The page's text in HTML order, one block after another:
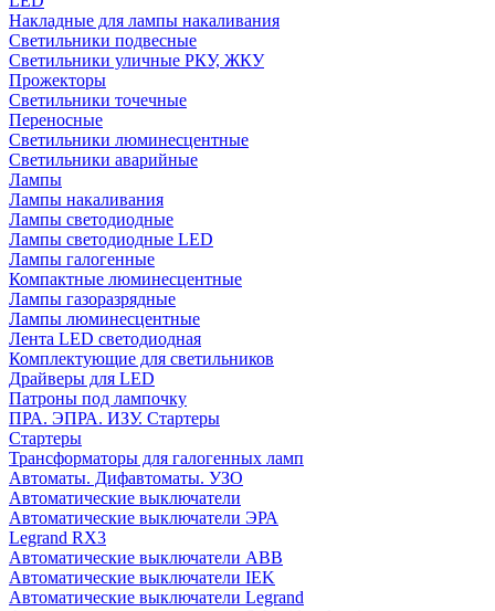
Накладные для лампы накаливания
Светильники подвесные
Светильники уличные РКУ, ЖКУ
Прожекторы
Cветильники точечные
Переносные
Светильники люминесцентные
Светильники аварийные
Лампы
Лампы накаливания
Лампы светодиодные
Лампы светодиодные LED
Лампы галогенные
Компактные люминесцентные
Лампы газоразрядные
Лампы люминесцентные
Лента LED светодиодная
Комплектующие для светильников
Драйверы для LED
Патроны под лампочку
ПРА. ЭПРА. ИЗУ. Стартеры
Стартеры
Трансформаторы для галогенных ламп
Автоматы. Дифавтоматы. УЗО
Автоматические выключатели
Автоматические выключатели ЭРА
Legrand RX3
Автоматические выключатели ABB
Автоматические выключатели IEK
Автоматические выключатели Legrand